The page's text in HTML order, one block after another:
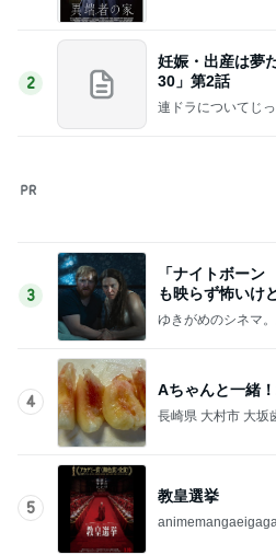
2
妊娠・出産は
30」第2話
連ドラについてじ
3
「ナイトボー
も映らず怖いけ
赤ちゃんでした
ゆきがめのシネマ
4
Aちゃんと一緒
長崎県 大村市 大坂
5
教皇選挙